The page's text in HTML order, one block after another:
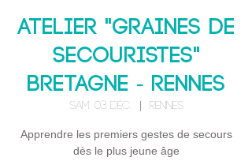
Atelier "Graines de
secouristes"
BRETAGNE - RENNES
sam. 03 déc. Rennes
Apprendre les premiers gestes de secours
dès le plus jeune âge